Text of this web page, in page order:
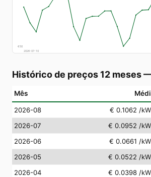
€50
2026-07-10
Histórico de preços 12 meses
Mês
2026-08 € 0.1062 /
2026-07
€ 0.0952 /
2026-06
€ 0.0661 /
2026-05
€ 0.0522 /
2026-04
€ 0.0398 /